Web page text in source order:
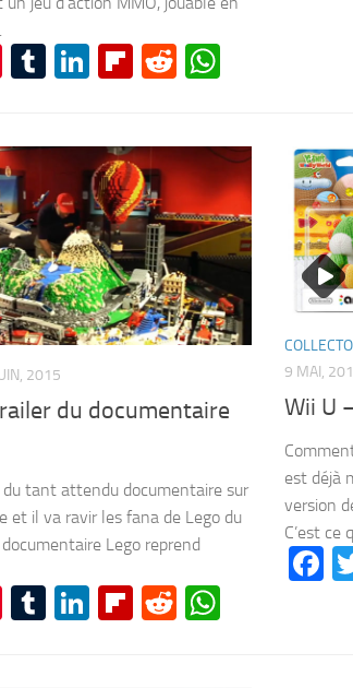
Pinterest
Tumblr
LinkedIn
Flipboard
Reddit
2015
du documentaire
tant attendu documentaire sur
et il va ravir les fana de Lego du
Lego reprend
Pinterest
Tumblr
LinkedIn
Flipboard
Reddit
9 MAI,
Wii U
est déjà
version
C’est ce